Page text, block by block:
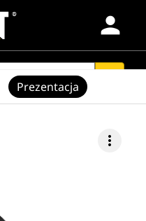
person
more_vert
Prezentacja